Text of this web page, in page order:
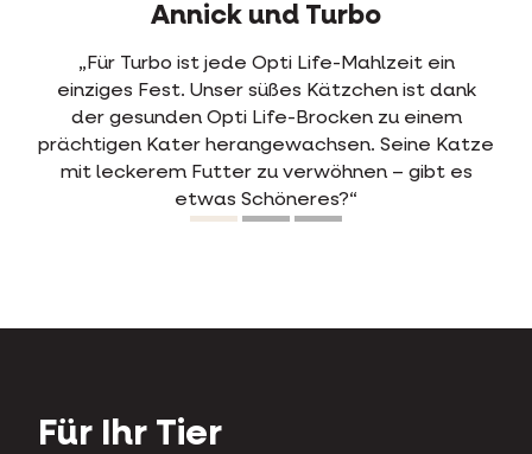
Jens und Rosa
„Schon beim ersten Mal, als wir Opti Life mit
Rosas altem Futter mischten, pickte sie die
neuen Brocken sofort heraus. Früher hatte sie
oft Durchfall. Seit sie Opti Life frisst, passiert
das nie mehr. Sie verdaut das Futter also sehr
leicht. Zufriedene Katze, zufriedener Besitzer.“
Für Ihr Tier